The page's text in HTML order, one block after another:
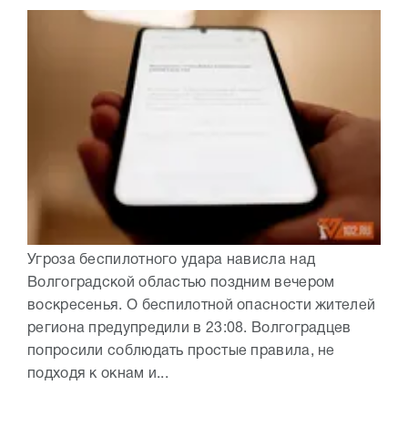
Угроза беспилотного удара нависла над
Волгоградской областью поздним вечером
воскресенья. О беспилотной опасности жителей
региона предупредили в 23:08. Волгоградцев
попросили соблюдать простые правила, не
подходя к окнам и...